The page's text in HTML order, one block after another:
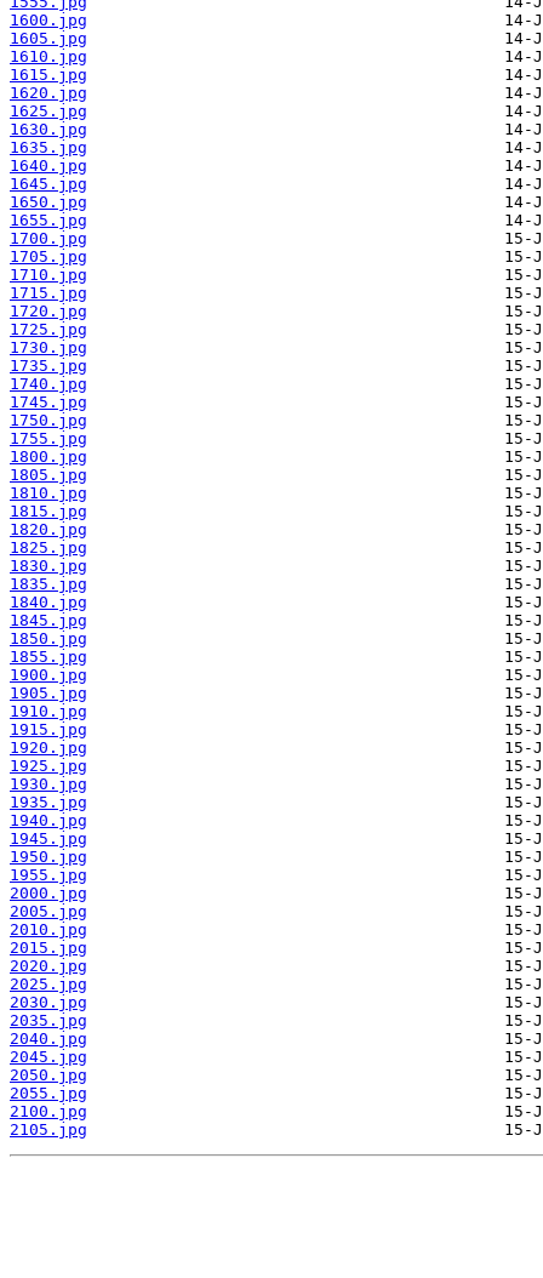
1600.jpg
1605.jpg
1610.jpg
1615.jpg
1620.jpg
1625.jpg
1630.jpg
1635.jpg
1640.jpg
1645.jpg
1650.jpg
1655.jpg
1700.jpg
1705.jpg
1710.jpg
1715.jpg
1720.jpg
1725.jpg
1730.jpg
1735.jpg
1740.jpg
1745.jpg
1750.jpg
1755.jpg
1800.jpg
1805.jpg
1810.jpg
1815.jpg
1820.jpg
1825.jpg
1830.jpg
1835.jpg
1840.jpg
1845.jpg
1850.jpg
1855.jpg
1900.jpg
1905.jpg
1910.jpg
1915.jpg
1920.jpg
1925.jpg
1930.jpg
1935.jpg
1940.jpg
1945.jpg
1950.jpg
1955.jpg
2000.jpg
2005.jpg
2010.jpg
2015.jpg
2020.jpg
2025.jpg
2030.jpg
2035.jpg
2040.jpg
2045.jpg
2050.jpg
2055.jpg
2100.jpg
2105.jpg